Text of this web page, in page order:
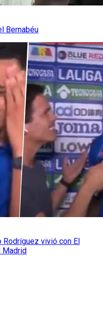
Bernabéu
Rodríguez vivió con El
Madrid